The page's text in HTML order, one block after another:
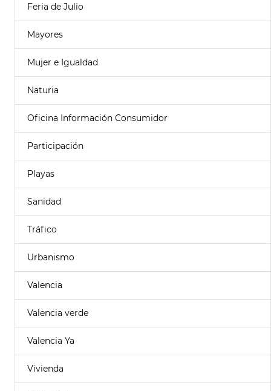
Feria de Julio
Mayores
Mujer e Igualdad
Naturia
Oficina Información Consumidor
Participación
Playas
Sanidad
Tráfico
Urbanismo
Valencia
Valencia verde
Valencia Ya
Vivienda